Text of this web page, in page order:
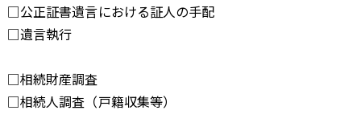
□公正証書遺言における証人の手配
□遺言執行
□相続財産調査
□相続人調査（戸籍収集等）